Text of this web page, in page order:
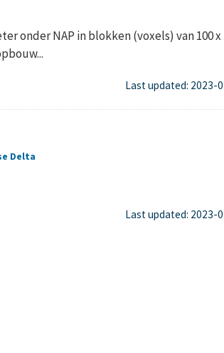
onder NAP in blokken (voxels) van 100 x
Last updated: 2023-
Delta
Last updated: 2023-